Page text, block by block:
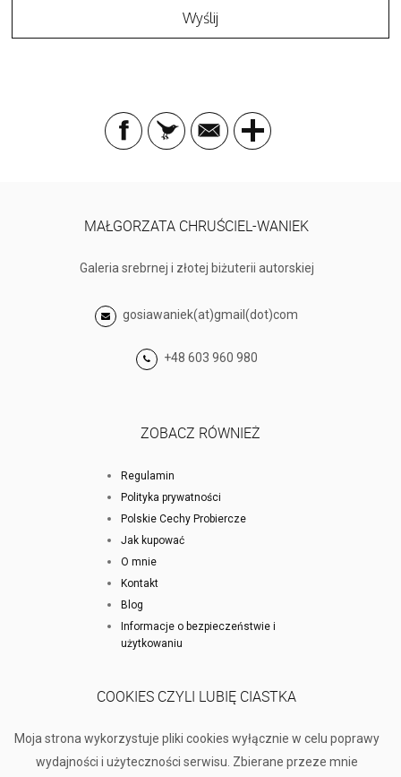
MAŁGORZATA CHRUŚCIEL-WANIEK
Galeria srebrnej i złotej biżuterii autorskiej
gosiawaniek(at)gmail(dot)com
+48 603 960 980
ZOBACZ RÓWNIEŻ
Regulamin
Polityka prywatności
Polskie Cechy Probiercze
Jak kupować
O mnie
Kontakt
Blog
Informacje o bezpieczeństwie i
użytkowaniu
COOKIES CZYLI LUBIĘ CIASTKA
Moja strona wykorzystuje pliki cookies wyłącznie w celu poprawy
wydajności i użyteczności serwisu. Zbierane przeze mnie